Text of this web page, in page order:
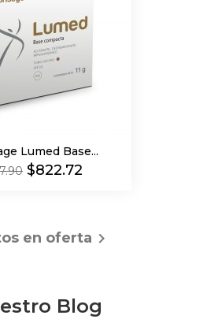
Lumed Base...
Precio
$822.72
en oferta 
Blog